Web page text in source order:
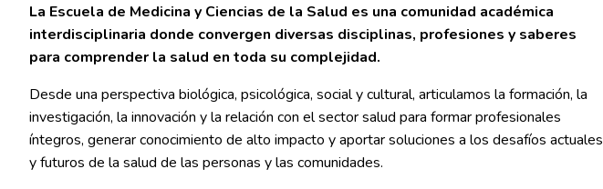
La Escuela de Medicina y Ciencias de la Salud es una comunidad académica
interdisciplinaria donde convergen diversas disciplinas, profesiones y saberes
para comprender la salud en toda su complejidad.
Desde una perspectiva biológica, psicológica, social y cultural, articulamos la formación, la
investigación, la innovación y la relación con el sector salud para formar profesionales
íntegros, generar conocimiento de alto impacto y aportar soluciones a los desafíos actuales
y futuros de la salud de las personas y las comunidades.